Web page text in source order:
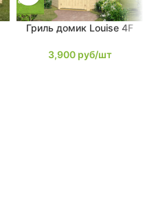
Гриль домик Louise 4F
3,900 руб/шт